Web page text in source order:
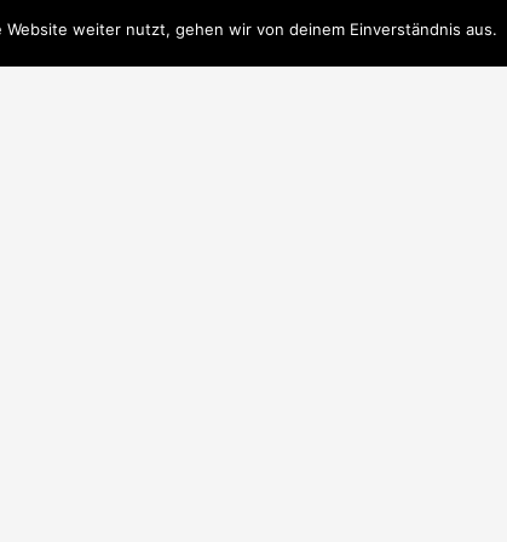
weiter nutzt, gehen wir von deinem Einverständnis aus.